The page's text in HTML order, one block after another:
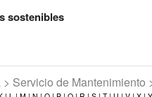
sostenibles
Servicio de Mantenimiento